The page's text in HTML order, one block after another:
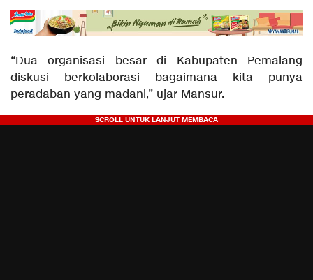
“Dua organisasi besar di Kabupaten Pemalang
diskusi berkolaborasi bagaimana kita punya
peradaban yang madani,” ujar Mansur.